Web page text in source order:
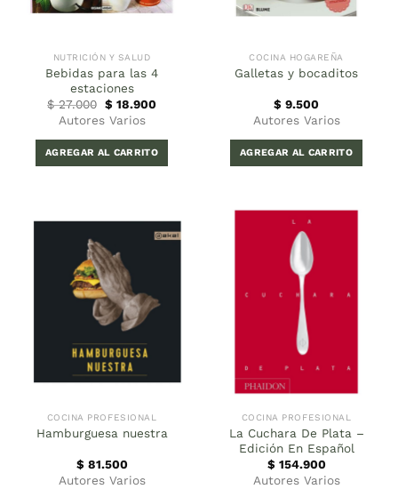
NUTRICIÓN Y SALUD
Bebidas para las 4
estaciones
$27.000 El
precio
original
era:
$ 27.000.
$ 18.900
es:
$ 18.900.
Autores Varios
AGREGAR AL CARRITO
COCINA HOGAREÑA
Galletas y bocaditos
$ 9.500
Autores Varios
AGREGAR AL CARRITO
COCINA PROFESIONAL
Hamburguesa nuestra
$ 81.500
Autores Varios
COCINA PROFESIONAL
La Cuchara De Plata –
Edición En Español
$ 154.900
Autores Varios